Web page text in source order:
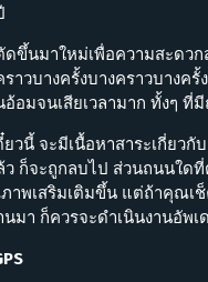
ขึ้นมาใหม่เพื่อความสะดวก
บางครั้งบางคราวบางครั้
มจนเสียเวลามาก ทั้งๆ ที่
วนี้ จะมีเนื้อหาสาระเกี่ยว
ก็จะถูกลบไป ส่วนถนนใดที่
พเสริมเติมขึ้น แต่ถ้าคุณเ
มา ก็ควรจะดำเนินงานอัพเ